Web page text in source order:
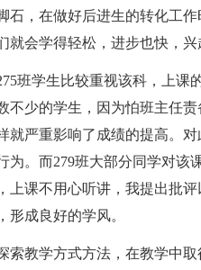
石，在做好后进生的转化工
会学得轻松，进步也快，兴
学生比较重视该科，上课
不少的学生，因为怕班主任
就严重影响了成绩的提高。
为。而279班大部分同学对该
课不用心听讲，我提出批
成良好的学风。
教学方式方法，在教学中取